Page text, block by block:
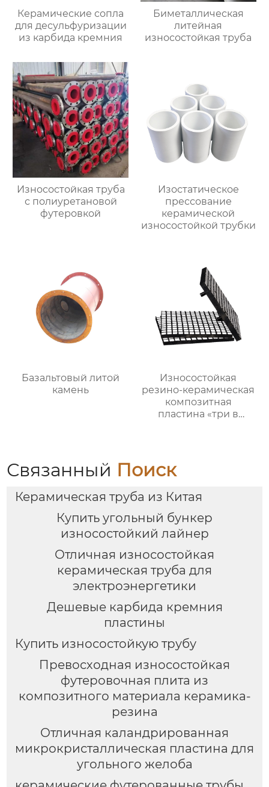
Керамические сопла
для десульфуризации
из карбида кремния
Биметаллическая
литейная
износостойкая труба
Износостойкая труба
с полиуретановой
футеровкой
Изостатическое
прессование
керамической
износостойкой трубки
Базальтовый литой
камень
Износостойкая
резино-керамическая
композитная
пластина «три в
Связанный Поиск
Керамическая труба из Китая
Купить угольный бункер
износостойкий лайнер
Отличная износостойкая
керамическая труба для
электроэнергетики
Дешевые карбида кремния
пластины
Купить износостойкую трубу
Превосходная износостойкая
футеровочная плита из
композитного материала керамика-
резина
Отличная каландрированная
микрокристаллическая пластина для
угольного желоба